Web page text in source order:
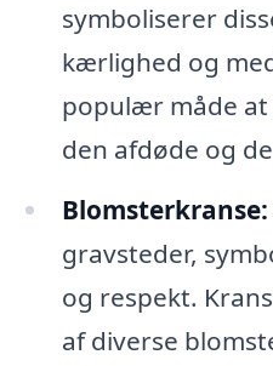
symboliserer
kærlighed og
populær måde at
den afdøde og
Blomsterkranse:
gravsteder,
og respekt.
af diverse